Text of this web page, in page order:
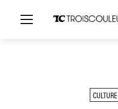
CULTURE